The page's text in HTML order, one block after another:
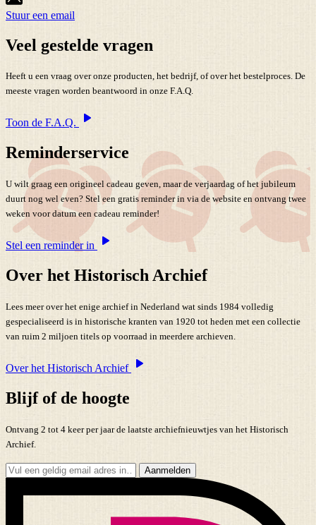
Stuur een email
Veel gestelde vragen
Heeft u een vraag over onze producten, het bedrijf, of over het bestelproces. De
meeste vragen worden beantwoord in onze F.A.Q.
Toon de F.A.Q.
Reminderservice
U wilt graag een origineel cadeau geven, maar de verjaardag of het jubileum
duurt nog wel even? Stel een gratis reminder in via de website en ontvang twee
weken voor datum een cadeau reminder!
Stel een reminder in
Over het Historisch Archief
Lees meer over het enige archief in Nederland wat sinds 1984 volledig
gespecialiseerd is in historische kranten van 1920 tot heden met een collectie
van ruim 2 miljoen titels op voorraad in meerdere archieven.
Over het Historisch Archief
Blijf of de hoogte
Ontvang 2 tot 4 keer per jaar de laatste archiefnieuwtjes van het Historisch
Archief.
Aanmelden